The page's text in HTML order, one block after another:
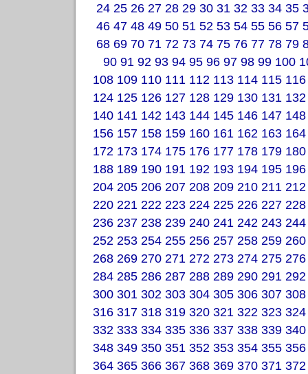
24 25 26 27 28 29 30 31 32 33 34 35
46 47 48 49 50 51 52 53 54 55 56 57
68 69 70 71 72 73 74 75 76 77 78 79
90 91 92 93 94 95 96 97 98 99 100
108 109 110 111 112 113 114 115 116
124 125 126 127 128 129 130 131 132
140 141 142 143 144 145 146 147 148
156 157 158 159 160 161 162 163 164
172 173 174 175 176 177 178 179 180
188 189 190 191 192 193 194 195 196
204 205 206 207 208 209 210 211 212
220 221 222 223 224 225 226 227 228
236 237 238 239 240 241 242 243 244
252 253 254 255 256 257 258 259 260
268 269 270 271 272 273 274 275 276
284 285 286 287 288 289 290 291 292
300 301 302 303 304 305 306 307 308
316 317 318 319 320 321 322 323 324
332 333 334 335 336 337 338 339 340
348 349 350 351 352 353 354 355 356
364 365 366 367 368 369 370 371 372